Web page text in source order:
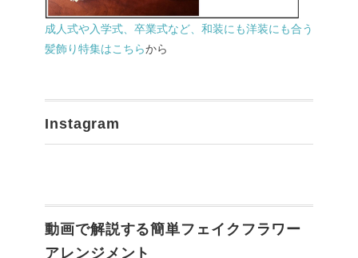
成人式や入学式、卒業式など、和装にも洋装にも合う
髪飾り特集はこちらから
Instagram
動画で解説する簡単フェイクフラワー
アレンジメント